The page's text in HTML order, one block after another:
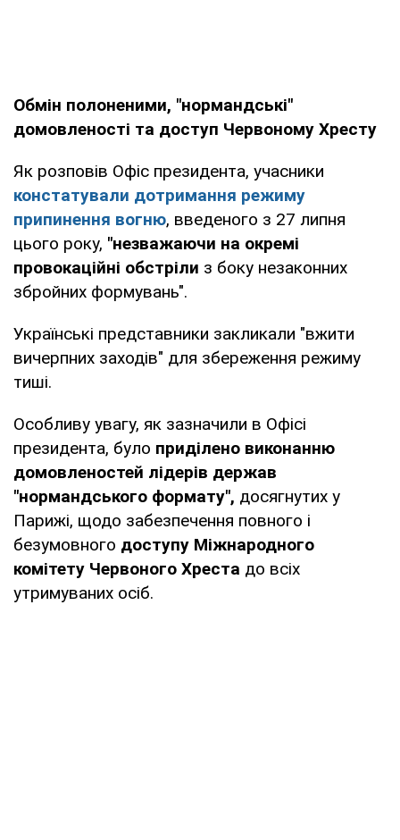
Обмін полоненими, "нормандські"
домовленості та доступ Червоному Хресту
Як розповів Офіс президента, учасники
констатували дотримання режиму
припинення вогню, введеного з 27 липня
цього року, "незважаючи на окремі
провокаційні обстріли з боку незаконних
збройних формувань".
Українські представники закликали "вжити
вичерпних заходів" для збереження режиму
тиші.
Особливу увагу, як зазначили в Офісі
президента, було приділено виконанню
домовленостей лідерів держав
"нормандського формату", досягнутих у
Парижі, щодо забезпечення повного і
безумовного доступу Міжнародного
комітету Червоного Хреста до всіх
утримуваних осіб.